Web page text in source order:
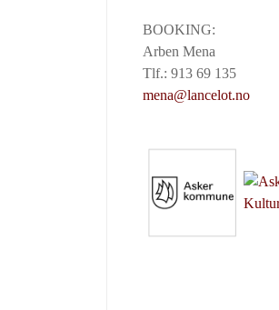
BOOKING:
Arben Mena
Tlf.: 913 69 135
mena@lancelot.no